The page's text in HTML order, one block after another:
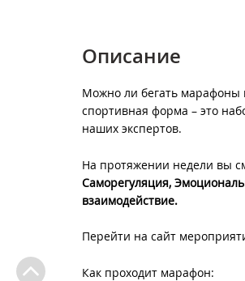
Описание
Можно ли бегать марафоны
спортивная форма – это
наших экспертов.
На протяжении недели вы
Саморегуляция,
взаимодействие.
Перейти на сайт
Как проходит марафон: